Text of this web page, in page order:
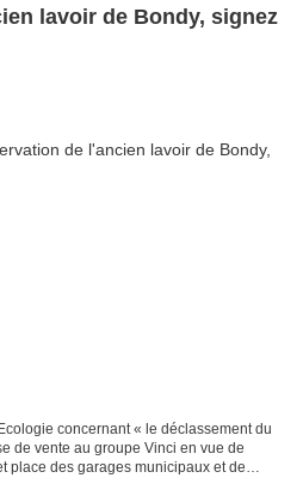
lavoir de Bondy, signez
concernant « le déclassement du
de vente au groupe Vinci en vue de
place des garages municipaux et de